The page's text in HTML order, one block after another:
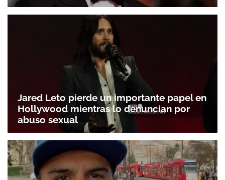
Jared Leto pierde un importante papel en
Hollywood mientras lo denuncian por
abuso sexual